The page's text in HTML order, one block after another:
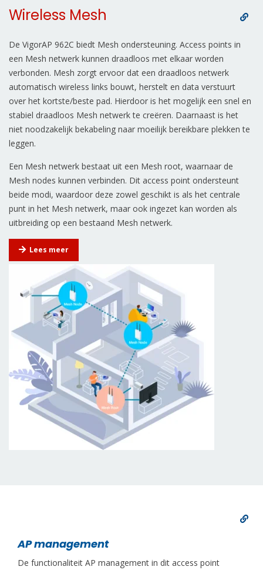
Wireless Mesh
De VigorAP 962C biedt Mesh ondersteuning. Access points in
een Mesh netwerk kunnen draadloos met elkaar worden
verbonden. Mesh zorgt ervoor dat een draadloos netwerk
automatisch wireless links bouwt, herstelt en data verstuurt
over het kortste/beste pad. Hierdoor is het mogelijk een snel en
stabiel draadloos Mesh netwerk te creëren. Daarnaast is het
niet noodzakelijk bekabeling naar moeilijk bereikbare plekken te
leggen.
Een Mesh netwerk bestaat uit een Mesh root, waarnaar de
Mesh nodes kunnen verbinden. Dit access point ondersteunt
beide modi, waardoor deze zowel geschikt is als het centrale
punt in het Mesh netwerk, maar ook ingezet kan worden als
uitbreiding op een bestaand Mesh netwerk.
Lees meer
AP management
De functionaliteit AP management in dit access point